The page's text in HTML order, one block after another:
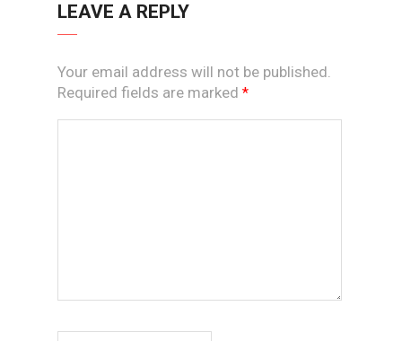
LEAVE A REPLY
Your email address will not be published.
Required fields are marked *